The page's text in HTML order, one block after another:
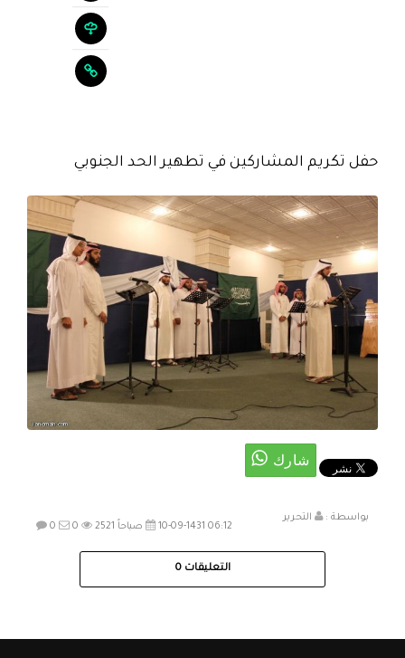
حفل تكريم المشاركين في تطهير الحد الجنوبي
بواسطة :
التحرير
10-09-1431 06:12 صباحاً
0 0 2521
التعليقات 0